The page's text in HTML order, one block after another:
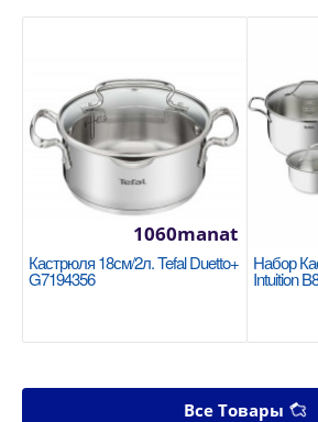
Кастрюля 18см/2л. Tefal Duetto+
G7194356
1060manat
Набор
Intuition
Все Товары